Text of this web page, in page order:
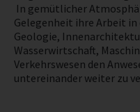
In gemütlicher
Gelegenheit ihre Arbeit
Geologie,
Wasserwirtschaft,
Verkehrswesen den
untereinander weiter zu